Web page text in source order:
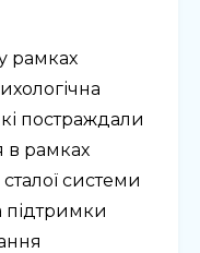
рамках
постраждали
в рамках
системи
підтримки